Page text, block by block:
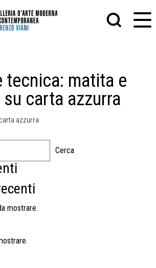
GRAFICA
PITTURA
SCULTURA
STAMPA
MATRICI XILOGRAFICHE
tecnica: matita e
carta azzurra
azzurra
Cerca
mostrare.